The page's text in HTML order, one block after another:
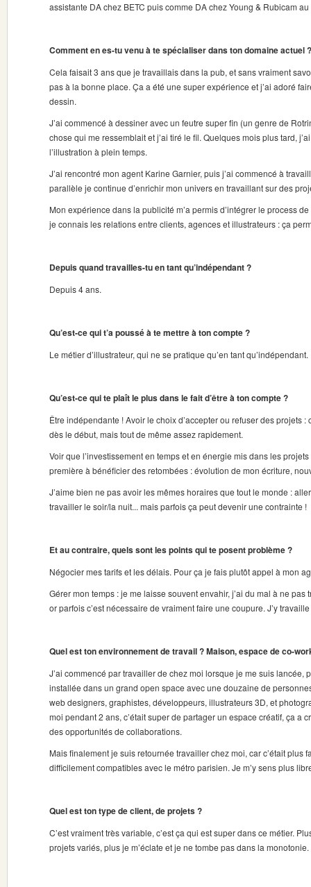
assistante DA chez BETC puis comme DA chez Young & Rubicam
Comment en es-tu venu à te spécialiser dans ton domaine actuel ?
Cela faisait 3 ans que je travaillais dans la pub, et sans vraiment
pas à la bonne place. Ça a été une super expérience et j’ai adoré
dessin.
J’ai commencé à dessiner avec un feutre super fin (un genre de
chose qui me ressemblait et j’ai tiré le fil. Quelques mois plus tard,
l’illustration à plein temps.
J’ai rencontré mon agent Karine Garnier, puis j’ai commencé à
parallèle je continue d’enrichir mon univers en travaillant sur des
Mon expérience dans la publicité m’a permis d’intégrer le process
je connais les relations entre clients, agences et illustrateurs : ça
Depuis quand travailles-tu en tant qu’indépendant ?
Depuis 4 ans.
Qu’est-ce qui t’a poussé à te mettre à ton compte ?
Le métier d’illustrateur, qui ne se pratique qu’en tant qu’indépendant.
Qu’est-ce qui te plaît le plus dans le fait d’être à ton compte ?
Être indépendante ! Avoir le choix d’accepter ou refuser des projets :
dès le début, mais tout de même assez rapidement.
Voir que l’investissement en temps et en énergie mis dans les
première à bénéficier des retombées : évolution de mon écriture,
J’aime bien ne pas avoir les mêmes horaires que tout le monde :
travailler le soir/la nuit... mais parfois ça peut devenir une contrainte !
Et au contraire, quels sont les points qui te posent problème ?
Négocier mes tarifs et les délais. Pour ça je fais plutôt appel à mon
Gérer mon temps : je me laisse souvent envahir, j’ai du mal à ne
or parfois c’est nécessaire de vraiment faire une coupure. J’y travaille
Quel est ton environnement de travail ? Maison, espace de co-
J’ai commencé par travailler de chez moi lorsque je me suis lancée,
installée dans un grand open space avec une douzaine de
web designers, graphistes, développeurs, illustrateurs 3D, et
moi pendant 2 ans, c’était super de partager un espace créatif, ça a
des opportunités de collaborations.
Mais finalement je suis retournée travailler chez moi, car c’était plus
difficilement compatibles avec le métro parisien. Je m’y sens plus
Quel est ton type de client, de projets ?
C’est vraiment très variable, c’est ça qui est super dans ce métier.
projets variés, plus je m’éclate et je ne tombe pas dans la monotonie.